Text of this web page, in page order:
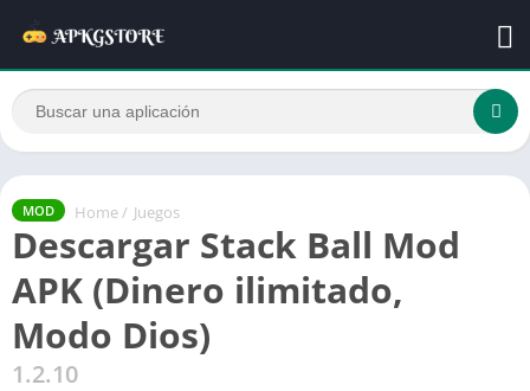
MOD Home / Juegos
Descargar Stack Ball Mod
APK (Dinero ilimitado,
Modo Dios)
1.2.10